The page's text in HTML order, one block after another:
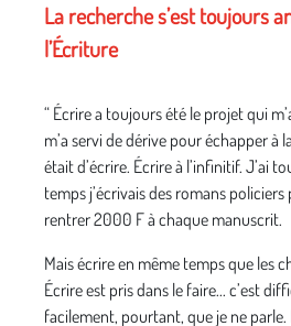
La recherche s’est toujours
l’Écriture
“ Écrire a toujours été le projet qui
m’a servi de dérive pour échapper à
était d’écrire. Écrire à l’infinitif. J’ai
temps j’écrivais des romans
rentrer 2000 F à chaque manuscrit.
Mais écrire en même temps que les
Écrire est pris dans le faire... c’est
facilement, pourtant, que je ne parle.